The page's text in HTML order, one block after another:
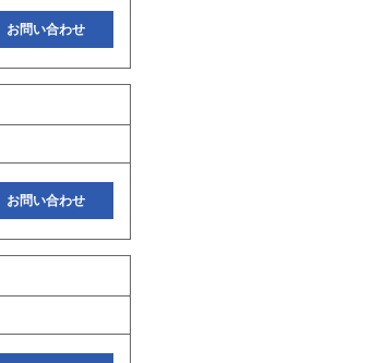
お問い合わせ
お問い合わせ